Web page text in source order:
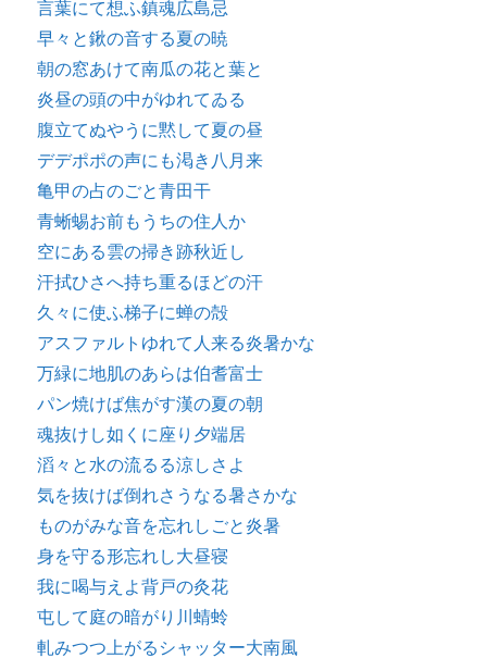
言葉にて想ふ鎮魂広島忌
早々と鍬の音する夏の暁
朝の窓あけて南瓜の花と葉と
炎昼の頭の中がゆれてゐる
腹立てぬやうに黙して夏の昼
デデポポの声にも渇き八月来
亀甲の占のごと青田干
青蜥蜴お前もうちの住人か
空にある雲の掃き跡秋近し
汗拭ひさへ持ち重るほどの汗
久々に使ふ梯子に蝉の殻
アスファルトゆれて人来る炎暑かな
万緑に地肌のあらは伯耆富士
パン焼けば焦がす漢の夏の朝
魂抜けし如くに座り夕端居
滔々と水の流るる涼しさよ
気を抜けば倒れさうなる暑さかな
ものがみな音を忘れしごと炎暑
身を守る形忘れし大昼寝
我に喝与えよ背戸の灸花
屯して庭の暗がり川蜻蛉
軋みつつ上がるシャッター大南風